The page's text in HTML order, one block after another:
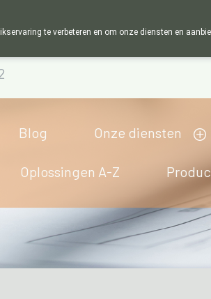
Blog Onze diensten
Oplossingen A-Z
te verbeteren en om onze diensten en